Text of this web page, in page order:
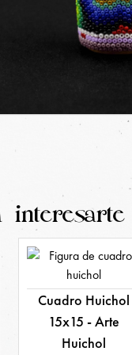
interesarte
Cuadro Huichol
15x15 - Arte
Huichol